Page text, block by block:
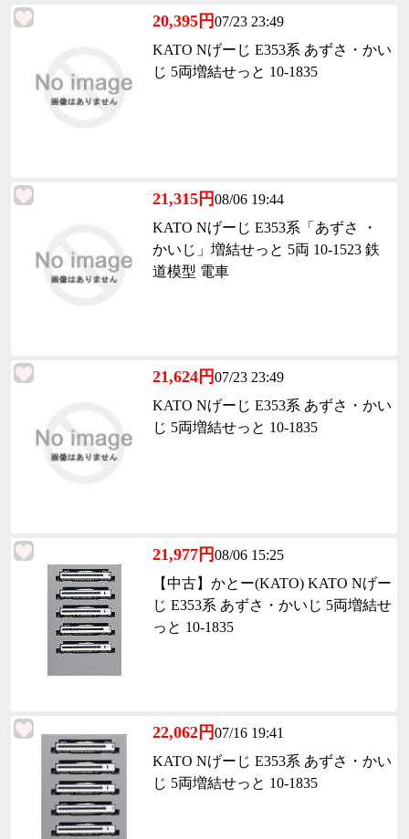
20,395円07/23 23:49
KATO Nげーじ E353系 あずさ・かい
じ 5両増結せっと 10-1835
21,315円08/06 19:44
KATO Nげーじ E353系「あずさ ・
かいじ」増結せっと 5両 10-1523 鉄
道模型 電車
21,624円07/23 23:49
KATO Nげーじ E353系 あずさ・かい
じ 5両増結せっと 10-1835
21,977円08/06 15:25
【中古】かとー(KATO) KATO Nげー
じ E353系 あずさ・かいじ 5両増結せ
っと 10-1835
22,062円07/16 19:41
KATO Nげーじ E353系 あずさ・かい
じ 5両増結せっと 10-1835